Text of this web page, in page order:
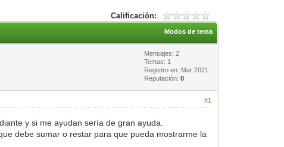
Calificación:
Modos de tema
Mensajes: 2
Temas: 1
Registro en: Mar 2021
Reputación:0
#1
y si me ayudan sería de gran ayuda.
debe sumar o restar para que pueda mostrarme la